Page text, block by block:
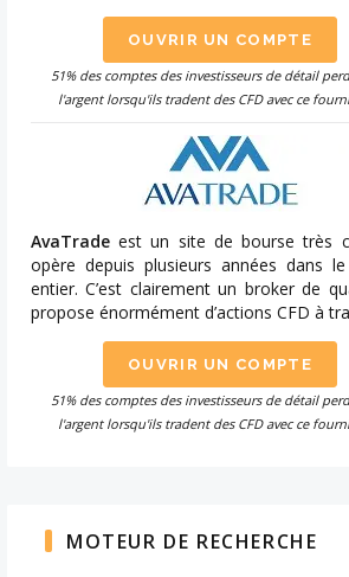
OUVRIR UN COMPTE
51% des comptes des investisseurs de détail
l'argent lorsqu'ils tradent des CFD avec ce
AvaTrade est un site de bourse très
opère depuis plusieurs années dans
entier. C’est clairement un broker de
propose énormément d’actions CFD à
OUVRIR UN COMPTE
51% des comptes des investisseurs de détail
l'argent lorsqu'ils tradent des CFD avec ce
MOTEUR DE RECHERCHE